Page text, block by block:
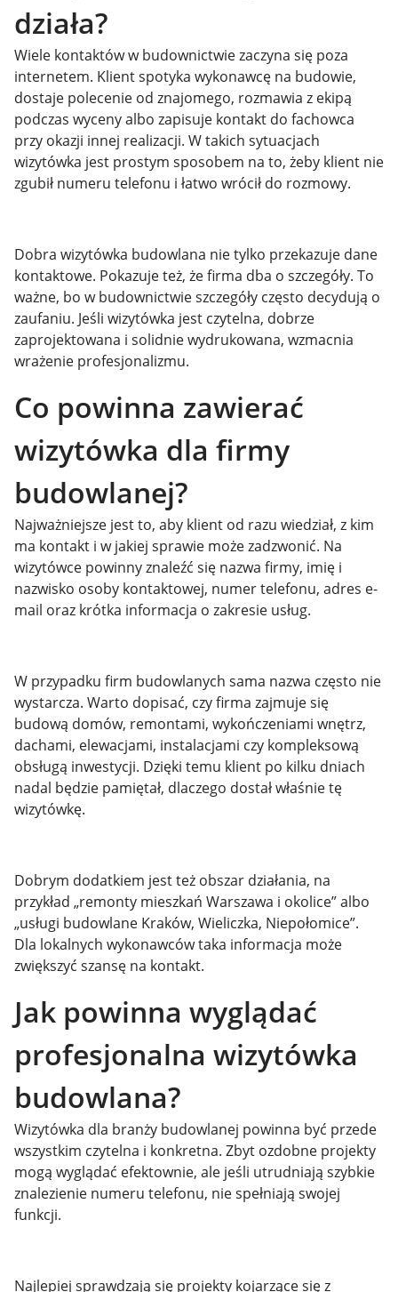
działa?
Wiele kontaktów w budownictwie zaczyna się poza
internetem. Klient spotyka wykonawcę na budowie,
dostaje polecenie od znajomego, rozmawia z ekipą
podczas wyceny albo zapisuje kontakt do fachowca
przy okazji innej realizacji. W takich sytuacjach
wizytówka jest prostym sposobem na to, żeby klient nie
zgubił numeru telefonu i łatwo wrócił do rozmowy.
Dobra wizytówka budowlana nie tylko przekazuje dane
kontaktowe. Pokazuje też, że firma dba o szczegóły. To
ważne, bo w budownictwie szczegóły często decydują o
zaufaniu. Jeśli wizytówka jest czytelna, dobrze
zaprojektowana i solidnie wydrukowana, wzmacnia
wrażenie profesjonalizmu.
Co powinna zawierać
wizytówka dla firmy
budowlanej?
Najważniejsze jest to, aby klient od razu wiedział, z kim
ma kontakt i w jakiej sprawie może zadzwonić. Na
wizytówce powinny znaleźć się nazwa firmy, imię i
nazwisko osoby kontaktowej, numer telefonu, adres e-
mail oraz krótka informacja o zakresie usług.
W przypadku firm budowlanych sama nazwa często nie
wystarcza. Warto dopisać, czy firma zajmuje się
budową domów, remontami, wykończeniami wnętrz,
dachami, elewacjami, instalacjami czy kompleksową
obsługą inwestycji. Dzięki temu klient po kilku dniach
nadal będzie pamiętał, dlaczego dostał właśnie tę
wizytówkę.
Dobrym dodatkiem jest też obszar działania, na
przykład „remonty mieszkań Warszawa i okolice” albo
„usługi budowlane Kraków, Wieliczka, Niepołomice”.
Dla lokalnych wykonawców taka informacja może
zwiększyć szansę na kontakt.
Jak powinna wyglądać
profesjonalna wizytówka
budowlana?
Wizytówka dla branży budowlanej powinna być przede
wszystkim czytelna i konkretna. Zbyt ozdobne projekty
mogą wyglądać efektownie, ale jeśli utrudniają szybkie
znalezienie numeru telefonu, nie spełniają swojej
funkcji.
Najlepiej sprawdzają się projekty kojarzące się z